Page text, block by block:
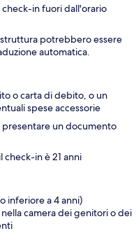
in fuori dall'orario
potrebbero essere
automatica.
o carta di debito, o un
spese accessorie
presentare un documento
in è 21 anni
inferiore a 4 anni)
camera dei genitori o dei